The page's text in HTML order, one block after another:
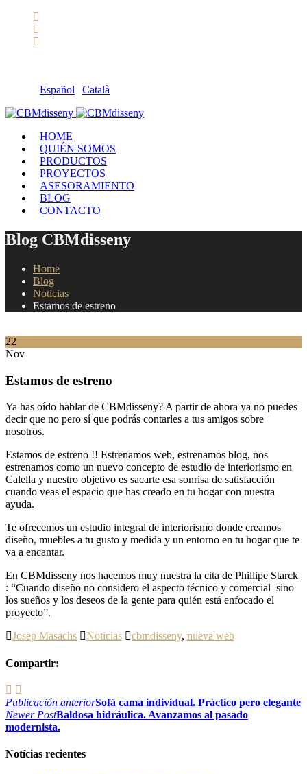
Español Català
HOME
QUIÉN SOMOS
PRODUCTOS
PROYECTOS
ASESORAMIENTO
BLOG
CONTACTO
Blog CBMdisseny
Home
Blog
Noticias
Estamos de estreno
22
Nov
Estamos de estreno
Ya has oído hablar de CBMdisseny? A partir de ahora ya no puedes
decir que no pero sí que podrás contarles a tus amigos sobre
nosotros.
Estamos de estreno !! Estrenamos web, estrenamos blog, nos
estrenamos como un nuevo concepto de estudio de interiorismo en
Calella y nuestro objetivo es sacarte esa sonrisa de satisfacción
cuando veas el espacio que has creado en tu hogar con nuestra
ayuda.
Te ofrecemos un estudio integral de interiorismo donde creamos
diseño, muebles a tu gusto y medida y un entorno en tu hogar que te
va a encantar.
En CBMdisseny nos hacemos muy nuestra la cita de Phillipe Starck
: “Cuando diseño no considero el aspecto técnico y comercial sino
los sueños y los deseos de la gente para quién está enfocado el
proyecto”.
Josep Masachs
Noticias cbmdisseny, nueva web
Compartir:
Navegación
de
Publicación anteriorSofá cama individual. Práctico pero elegante
Newer PostBaldosa hidráulica. Avanzamos al pasado
modernista.
Notícias recientes